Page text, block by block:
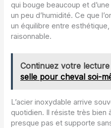
qui bouge beaucoup et
un peu d’humidité. Ce que
un équilibre entre
raisonnable.
Continuez votre lecture
selle pour cheval soi-
L’acier inoxydable arrive
quotidien. Il résiste très bien
presque pas et supporte